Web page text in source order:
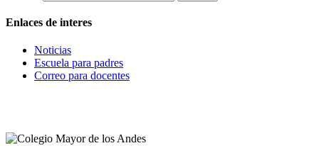
Enlaces de interes
Noticias
Escuela para padres
Correo para docentes